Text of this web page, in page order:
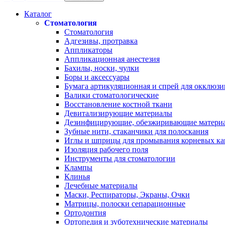
Каталог
Стоматология
Стоматология
Адгезивы, протравка
Аппликаторы
Аппликационная анестезия
Бахилы, носки, чулки
Боры и аксессуары
Бумага артикуляционная и спрей для
Валики стоматологические
Восстановление костной ткани
Девитализирующие материалы
Дезинфицирующие, обезжиривающие
Зубные нити, стаканчики для полоскания
Иглы и шприцы для промывания корневых
Изоляция рабочего поля
Инструменты для стоматологии
Клампы
Клинья
Лечебные материалы
Маски, Респираторы, Экраны, Очки
Матрицы, полоски сепарационные
Ортодонтия
Ортопедия и зуботехнические материалы